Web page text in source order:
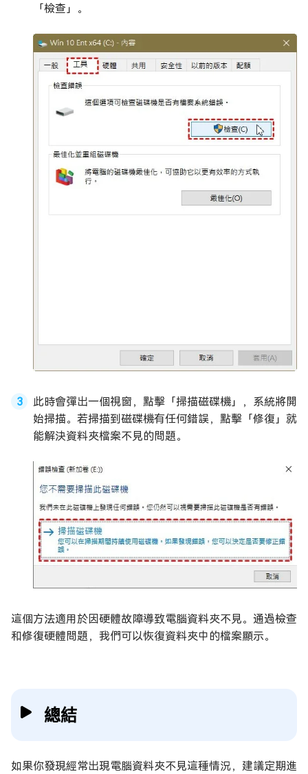
「檢查」。
此時會彈出一個視窗，點擊「掃描磁碟機」，系統將開
始掃描。若掃描到磁碟機有任何錯誤，點擊「修復」就
能解決資料夾檔案不見的問題。
這個方法適用於因硬體故障導致電腦資料夾不見。通過檢查
和修復硬體問題，我們可以恢復資料夾中的檔案顯示。
總結
如果你發現經常出現電腦資料夾不見這種情況，建議定期進